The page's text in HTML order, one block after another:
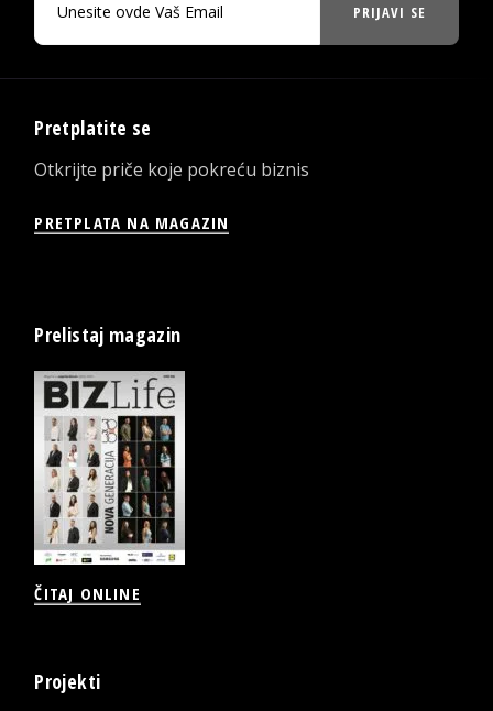
PRIJAVI SE
Pretplatite se
Otkrijte priče koje pokreću biznis
PRETPLATA NA MAGAZIN
Prelistaj magazin
ČITAJ ONLINE
Projekti